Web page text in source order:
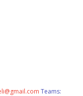
Teams: